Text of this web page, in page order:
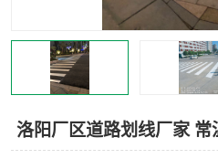
洛阳厂区道路划线厂家